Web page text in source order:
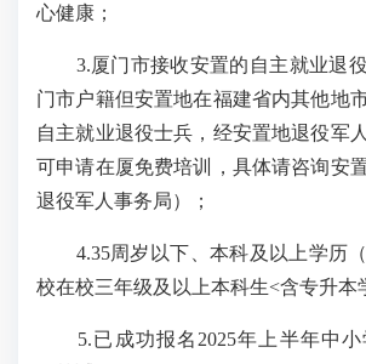
心健康；
3.厦门市接收安置的自主就业退役
门市户籍但安置地在福建省内其他地
自主就业退役士兵，经安置地退役军
可申请在厦免费培训，具体请咨询安
退役军人事务局）；
4.35周岁以下、本科及以上学历（
校在校三年级及以上本科生<含专升本
5.已成功报名2025年上半年中小